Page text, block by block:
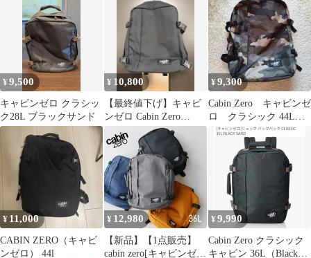
ラシック 44L 機内持ち
込み 旅行 出張 通勤 大
容量 アウトドア Classic
Cabin Backpack CZ06 カ
ラー1 [CAB-9]
¥9,500
キャビンゼロ クラシッ
ク28L ブラックサンド
¥ 10,800
【最終値下げ】キャビ
ンゼロ Cabin Zero
Classic 28L
¥9,300
Cabin Zero キャビンゼ
ロ クラシック 44L
CAMO
¥ 11,000
CABIN ZERO（キャビ
ンゼロ） ​44l
¥ 12,980
【新品】【1点販売】
cabin zero[キャビンゼ
¥9,990
Cabin Zero クラシック
キャビン 36L（Black